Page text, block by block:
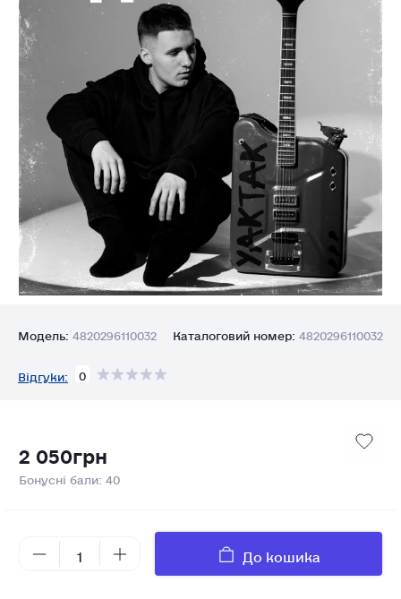
Модель: 4820296110032 Каталоговий номер: 4820296110032
Відгуки: 0
2 050грн
Бонусні бали: 40
До кошика